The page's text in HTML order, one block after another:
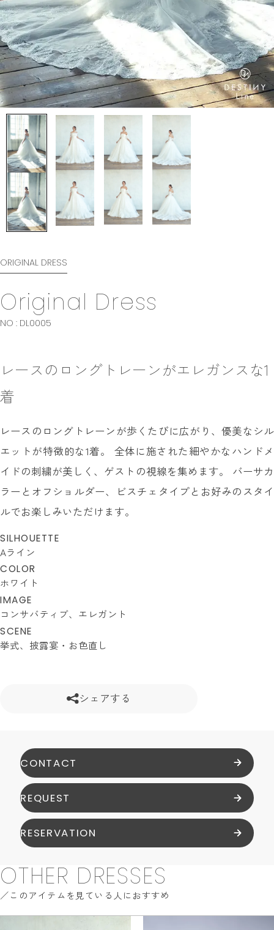
ORIGINAL DRESS
Original Dress
NO : DL0005
レースのロングトレーンがエレガンスな1
着
レースのロングトレーンが歩くたびに広がり、優美なシル
エットが特徴的な1着。 全体に施された細やかなハンドメ
イドの刺繍が美しく、ゲストの視線を集めます。 バーサカ
ラーとオフショルダー、ビスチェタイプとお好みのスタイ
ルでお楽しみいただけます。
SILHOUETTE
Aライン
COLOR
ホワイト
IMAGE
コンサバティブ エレガント
SCENE
挙式 披露宴・お色直し
シェアする
CONTACT
REQUEST
RESERVATION
OTHER DRESSES
このアイテムを見ている人におすすめ